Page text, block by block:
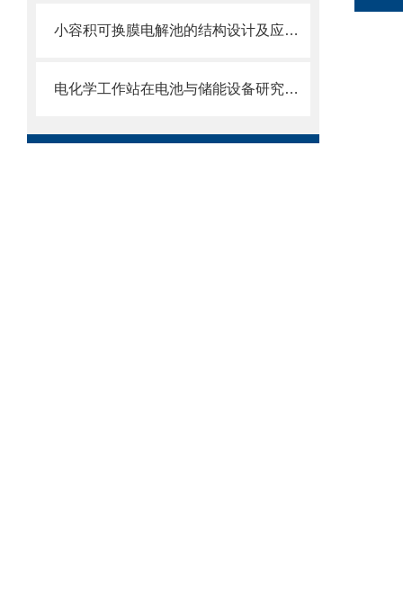
小容积可换膜电解池的结构设计及应用领域
电化学工作站在电池与储能设备研究的应用